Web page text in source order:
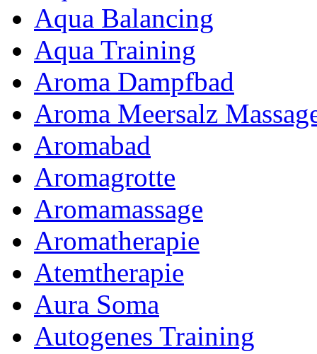
Aqua Balancing
Aqua Training
Aroma Dampfbad
Aroma Meersalz
Aromabad
Aromagrotte
Aromamassage
Aromatherapie
Atemtherapie
Aura Soma
Autogenes Training